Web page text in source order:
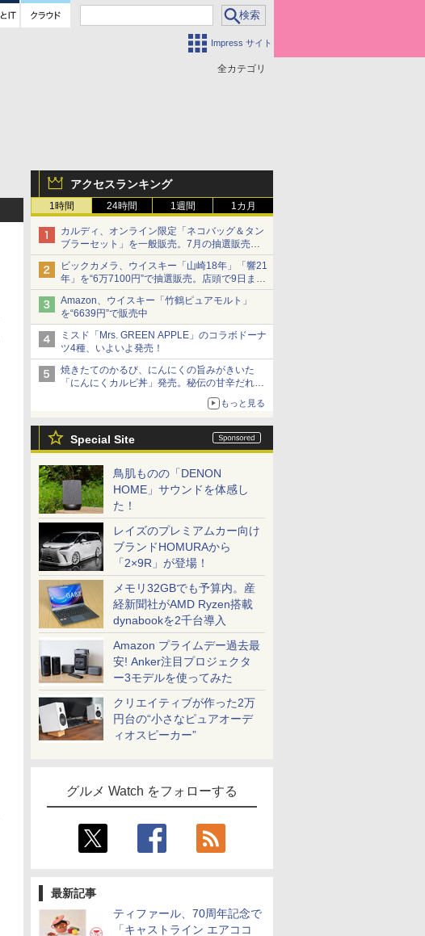
Impress サイト
全カテゴリ
アクセスランキング
1時間 24時間 1週間 1カ月
カルディ、オンライン限定「ネコバッグ＆タン
ブラーセット」を一般販売。7月の抽選販売の
当選無効分
ビックカメラ、ウイスキー「山崎18年」「響21
年」を“6万7100円”で抽選販売。店頭で9日まで
受付
Amazon、ウイスキー「竹鶴ピュアモルト」
を“6639円”で販売中
ミスド「Mrs. GREEN APPLE」のコラボドーナ
ツ4種、いよいよ発売！
焼きたてのかるび、にんにくの旨みがきいた
「にんにくカルビ丼」発売。秘伝の甘辛だれを
もっと見る
Special Site
鳥肌ものの「DENON
HOME」サウンドを体感し
た！
レイズのプレミアムカー向け
ブランドHOMURAから
「2×9R」が登場！
メモリ32GBでも予算内。産
経新聞社がAMD Ryzen搭載
dynabookを2千台導入
Amazon プライムデー過去最
安! Anker注目プロジェクタ
ー3モデルを使ってみた
クリエイティブが作った2万
円台の“小さなピュアオーデ
ィオスピーカー”
グルメ Watch をフォローする
最新記事
ティファール、70周年記念で
「キャストライン エアココ